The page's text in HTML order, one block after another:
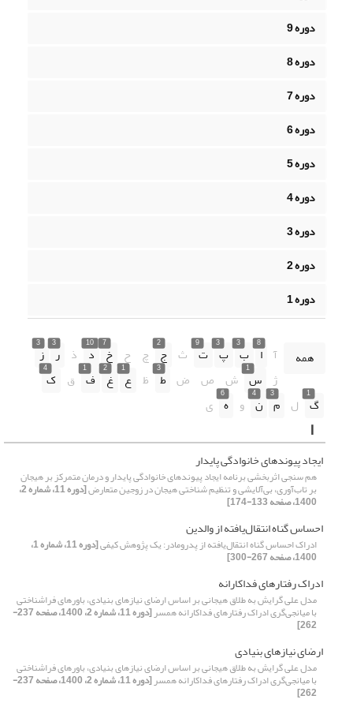
دوره 9
دوره 8
دوره 7
دوره 6
دوره 5
دوره 4
دوره 3
دوره 2
دوره 1
همه آ
8
ا
3
ب
3
پ
9
ت ث
2
ج چ ح
7
خ
10
د ذ
3
ر
3
ز
ژ
1
س ش ص ض
3
ط ظ
1
ع
2
غ
1
ف ق
4
ک
1
گ ل
3
م
4
ن و
6
ه ی
ا
ایجاد پیوندهای خانوادگی پایدار
هم سنجی اثربخشی برنامه ایجاد پیوندهای خانوادگی پایدار و درمان متمرکز بر هیجان
بر تاب‌آوری، بی‌آلایشی و تنظیم شناختی هیجان در زوجین متعارض [دوره 11، شماره 2،
1400، صفحه 133-174]
احساس گناه انتقال‌یافته از والدین
ادراک احساس گناه انتقال‌یافته از پدرومادر: یک پژوهش کیفی [دوره 11، شماره 1،
1400، صفحه 267-300]
ادراک رفتارهای فداکارانه
مدل علی گرایش به طلاق هیجانی بر اساس ارضای نیازهای بنیادی، باورهای فراشناختی
با میانجی‌گری ادراک رفتارهای فداکارانه همسر [دوره 11، شماره 2، 1400، صفحه 237-
262]
ارضای نیازهای بنیادی
مدل علی گرایش به طلاق هیجانی بر اساس ارضای نیازهای بنیادی، باورهای فراشناختی
با میانجی‌گری ادراک رفتارهای فداکارانه همسر [دوره 11، شماره 2، 1400، صفحه 237-
262]